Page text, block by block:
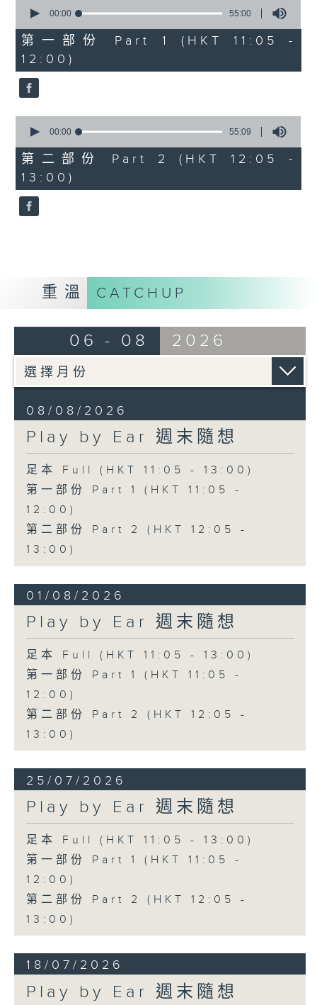
seconds
55
minutes,
0
seconds
00:00 55:00
第一部份 Part 1 (HKT 11:05 -
12:00)
seconds
55
minutes,
9
seconds
00:00 55:09
第二部份 Part 2 (HKT 12:05 -
13:00)
重溫 CATCHUP
06 - 08 2026
08/08/2026
Play by Ear 週末隨想
足本 Full (HKT 11:05 - 13:00)
第一部份 Part 1 (HKT 11:05 -
12:00)
第二部份 Part 2 (HKT 12:05 -
13:00)
01/08/2026
Play by Ear 週末隨想
足本 Full (HKT 11:05 - 13:00)
第一部份 Part 1 (HKT 11:05 -
12:00)
第二部份 Part 2 (HKT 12:05 -
13:00)
25/07/2026
Play by Ear 週末隨想
足本 Full (HKT 11:05 - 13:00)
第一部份 Part 1 (HKT 11:05 -
12:00)
第二部份 Part 2 (HKT 12:05 -
13:00)
18/07/2026
Play by Ear 週末隨想